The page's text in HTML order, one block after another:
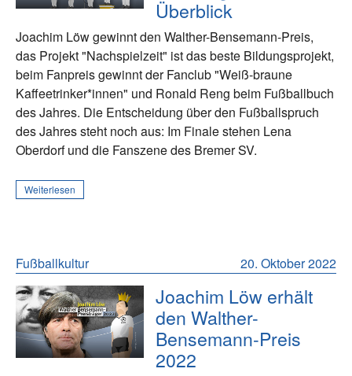
Überblick
Joachim Löw gewinnt den Walther-Bensemann-Preis,
das Projekt "Nachspielzeit" ist das beste Bildungsprojekt,
beim Fanpreis gewinnt der Fanclub "Weiß-braune
Kaffeetrinker*innen" und Ronald Reng beim Fußballbuch
des Jahres. Die Entscheidung über den Fußballspruch
des Jahres steht noch aus: Im Finale stehen Lena
Oberdorf und die Fanszene des Bremer SV.
Weiterlesen
20. Oktober 2022
Fußballkultur
Joachim Löw erhält
den Walther-
Bensemann-Preis
2022